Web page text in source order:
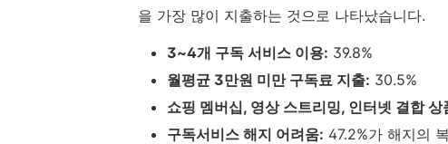
을 가장 많이 지출하는 것으로 나타났습니다.
3~4개 구독 서비스 이용: 39.8%
월평균 3만원 미만 구독료 지출: 30.5%
쇼핑 멤버십, 영상 스트리밍, 인터넷 결합
구독서비스 해지 어려움: 47.2%가 해지의